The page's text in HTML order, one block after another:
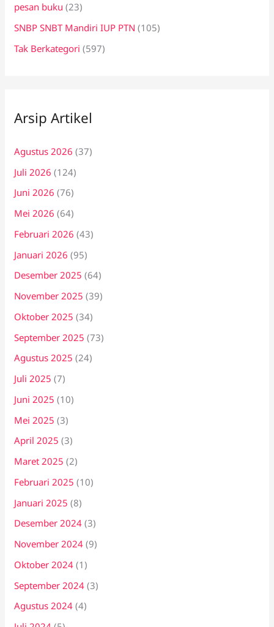
pesan buku (23)
SNBP SNBT Mandiri IUP PTN (105)
Tak Berkategori (597)
Arsip Artikel
Agustus 2026 (37)
Juli 2026 (124)
Juni 2026 (76)
Mei 2026 (64)
Februari 2026 (43)
Januari 2026 (95)
Desember 2025 (64)
November 2025 (39)
Oktober 2025 (34)
September 2025 (73)
Agustus 2025 (24)
Juli 2025 (7)
Juni 2025 (10)
Mei 2025 (3)
April 2025 (3)
Maret 2025 (2)
Februari 2025 (10)
Januari 2025 (8)
Desember 2024 (3)
November 2024 (9)
Oktober 2024 (1)
September 2024 (3)
Agustus 2024 (4)